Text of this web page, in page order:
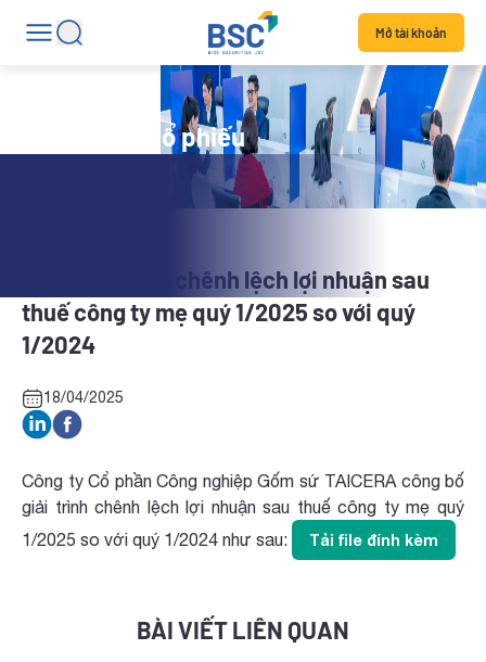
Mở tài khoản
Tin tức mã cổ phiếu
TCR: Giải trình chênh lệch lợi nhuận sau
thuế công ty mẹ quý 1/2025 so với quý
1/2024
18/04/2025
Công ty Cổ phần Công nghiệp Gốm sứ TAICERA công bố
giải trình chênh lệch lợi nhuận sau thuế công ty mẹ quý
1/2025 so với quý 1/2024 như sau:
Tải file đính kèm
BÀI VIẾT LIÊN QUAN